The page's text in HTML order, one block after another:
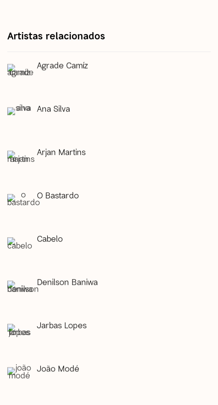
Artistas relacionados
Agrade Camíz
Ana Silva
Arjan Martins
O Bastardo
Cabelo
Denilson Baniwa
Jarbas Lopes
João Modé